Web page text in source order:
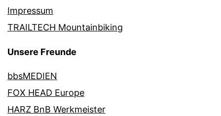
Impressum
TRAILTECH Mountainbiking
Unsere Freunde
bbsMEDIEN
FOX HEAD Europe
HARZ BnB Werkmeister